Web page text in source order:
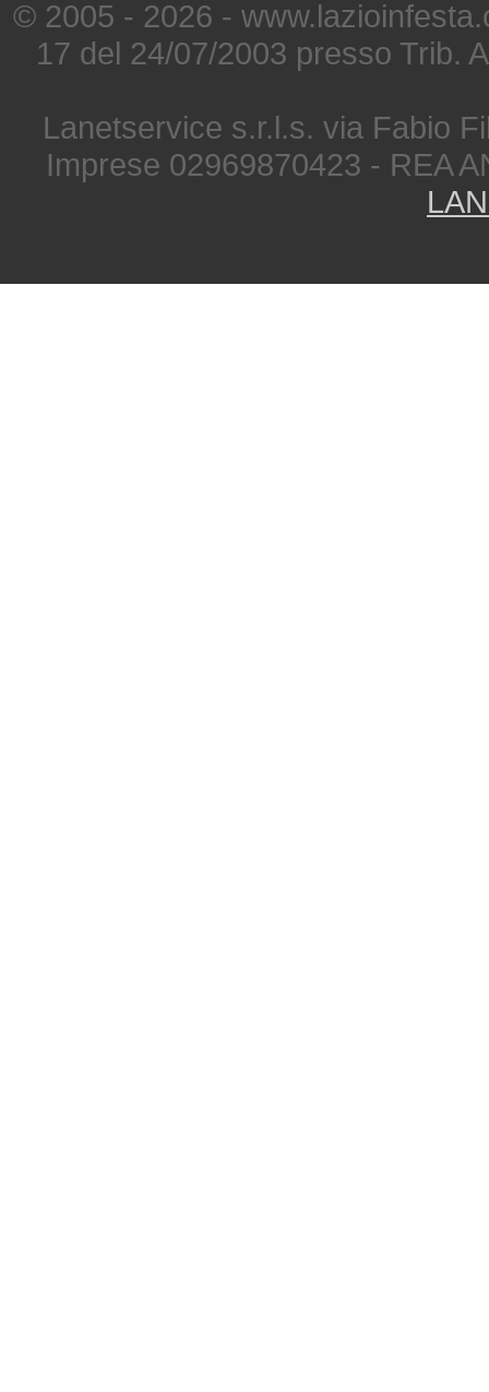
© 2005 - 2026 -
17 del 24/07/2003 presso Trib.
Lanetservice s.r.l.s. via Fabio
Imprese 02969870423 - REA